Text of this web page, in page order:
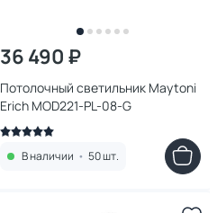
36 490 ₽
Потолочный светильник Maytoni
Erich MOD221-PL-08-G
В наличии • 50 шт.